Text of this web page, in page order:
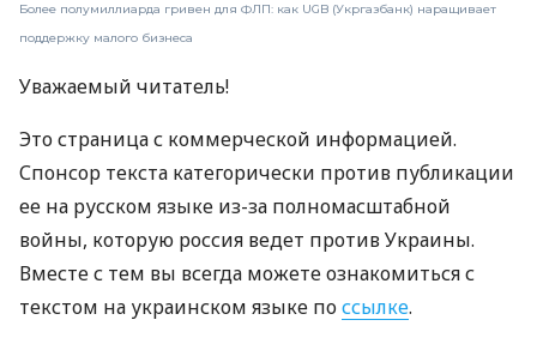
Более полумиллиарда гривен для ФЛП: как UGB (Укргазбанк) наращивает
поддержку малого бизнеса
Уважаемый читатель!
Это страница с коммерческой информацией.
Спонсор текста категорически против публикации
ее на русском языке из-за полномасштабной
войны, которую россия ведет против Украины.
Вместе с тем вы всегда можете ознакомиться с
текстом на украинском языке поссылке.